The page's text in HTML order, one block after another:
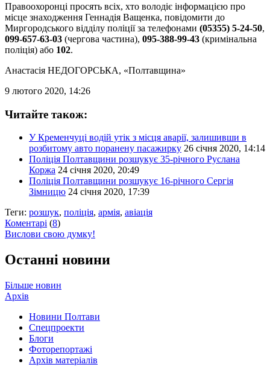
Правоохоронці просять всіх, хто володіє інформацією про
місце знаходження Геннадія Ващенка, повідомити до
Миргородського відділу поліції за телефонами (05355) 5-24-50,
099-657-63-03 (чергова частина), 095-388-99-43 (кримінальна
поліція) або 102.
Анастасія НЕДОГОРСЬКА, «Полтавщина»
9 лютого 2020, 14:26
Читайте також:
У Кременчуці водій утік з місця аварії, залишивши в
розбитому авто поранену пасажирку 26 січня 2020, 14:14
Поліція Полтавщини розшукує 35-річного Руслана
Коржа 24 січня 2020, 20:49
Поліція Полтавщини розшукує 16-річного Сергія
Зімницю 24 січня 2020, 17:39
Теги: розшук, поліція, армія, авіація
Коментарі (8)
Вислови свою думку!
Останні новини
Більше новин
Архів
Новини Полтави
Спецпроекти
Блоги
Фоторепортажі
Архів матеріалів